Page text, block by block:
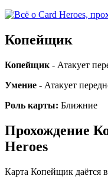
Копейщик
Копейщик - Атакует
Умение - Атакует
Роль карты: Ближние
Прохождение
Heroes
Карта Копейщик даётся